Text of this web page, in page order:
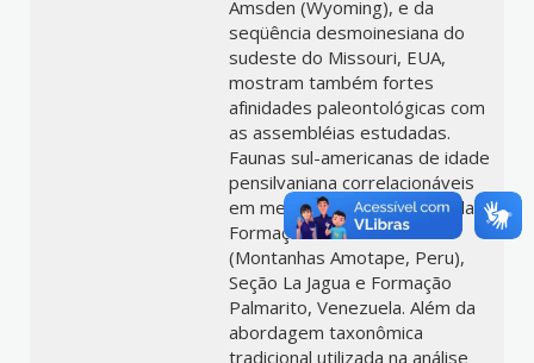
Amsden (Wyoming), e da
seqüência desmoinesiana do
sudeste do Missouri, EUA,
mostram também fortes
afinidades paleontológicas com
as assembléias estudadas.
Faunas sul-americanas de idade
pensilvaniana correlacionáveis
em menor grau, incluem as da
Formação Cerro Prieto
(Montanhas Amotape, Peru),
Seção La Jagua e Formação
Palmarito, Venezuela. Além da
abordagem taxonômica
tradicional utilizada na análise